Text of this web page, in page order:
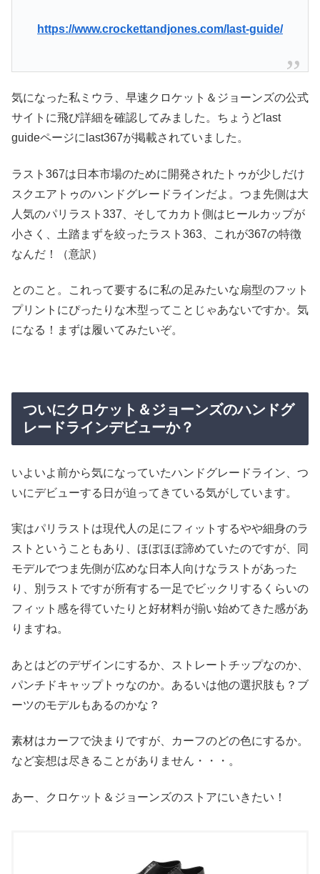
https://www.crockettandjones.com/last-guide/
気になった私ミウラ、早速クロケット＆ジョーンズの公式
サイトに飛び詳細を確認してみました。ちょうどlast
guideページにlast367が掲載されていました。
ラスト367は日本市場のために開発されたトゥが少しだけ
スクエアトゥのハンドグレードラインだよ。つま先側は大
人気のパリラスト337、そしてカカト側はヒールカップが
小さく、土踏まずを絞ったラスト363、これが367の特徴
なんだ！（意訳）
とのこと。これって要するに私の足みたいな扇型のフット
プリントにぴったりな木型ってことじゃあないですか。気
になる！まずは履いてみたいぞ。
ついにクロケット＆ジョーンズのハンドグ
レードラインデビューか？
いよいよ前から気になっていたハンドグレードライン、つ
いにデビューする日が迫ってきている気がしています。
実はパリラストは現代人の足にフィットするやや細身のラ
ストということもあり、ほぼほぼ諦めていたのですが、同
モデルでつま先側が広めな日本人向けなラストがあった
り、別ラストですが所有する一足でビックリするくらいの
フィット感を得ていたりと好材料が揃い始めてきた感があ
りますね。
あとはどのデザインにするか、ストレートチップなのか、
パンチドキャップトゥなのか。あるいは他の選択肢も？ブ
ーツのモデルもあるのかな？
素材はカーフで決まりですが、カーフのどの色にするか。
など妄想は尽きることがありません・・・。
あー、クロケット＆ジョーンズのストアにいきたい！